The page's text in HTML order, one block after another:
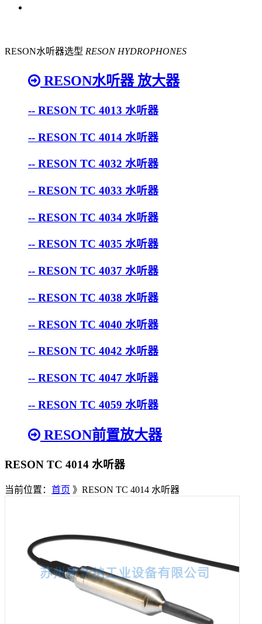
RESON水听器选型 RESON HYDROPHONES
RESON水听器 放大器
-- RESON TC 4013 水听器
-- RESON TC 4014 水听器
-- RESON TC 4032 水听器
-- RESON TC 4033 水听器
-- RESON TC 4034 水听器
-- RESON TC 4035 水听器
-- RESON TC 4037 水听器
-- RESON TC 4038 水听器
-- RESON TC 4040 水听器
-- RESON TC 4042 水听器
-- RESON TC 4047 水听器
-- RESON TC 4059 水听器
RESON前置放大器
RESON TC 4014 水听器
当前位置： 首页 》RESON TC 4014 水听器